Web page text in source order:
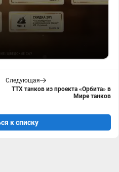
Следующая
ТТХ танков из проекта «Орбита» в
Мире танков
к списку